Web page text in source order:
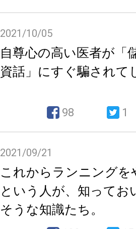
2021/10/05
自尊心の高い医者が「
資話」にすぐ騙されて
98 1
2021/09/21
これからランニングを
という人が、知ってお
そうな知識たち。